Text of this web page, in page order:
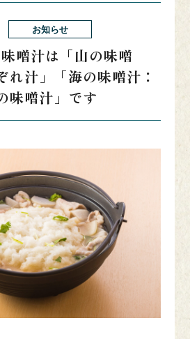
お知らせ
噌汁は「山の味噌
れ汁」「海の味噌汁：
味噌汁」です